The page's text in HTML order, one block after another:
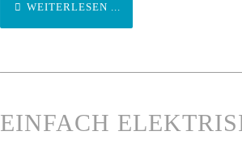
WEITERLESEN ...
EINFACH